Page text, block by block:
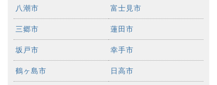
八潮市 富士見市
三郷市 蓮田市
坂戸市 幸手市
鶴ヶ島市 日高市